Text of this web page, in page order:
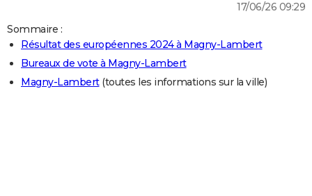
Guides de France
Escapades
Patrimoine
Expositions
Musées
Week-end nature
LIFESTYLE
Art de vivre
Bien-être
Loisirs
Mode
Modes de vie
17/06/26 09:29
Sommaire :
Résultat des européennes 2024 à Magny-Lambert
Bureaux de vote à Magny-Lambert
Magny-Lambert(toutes les informations sur la ville)